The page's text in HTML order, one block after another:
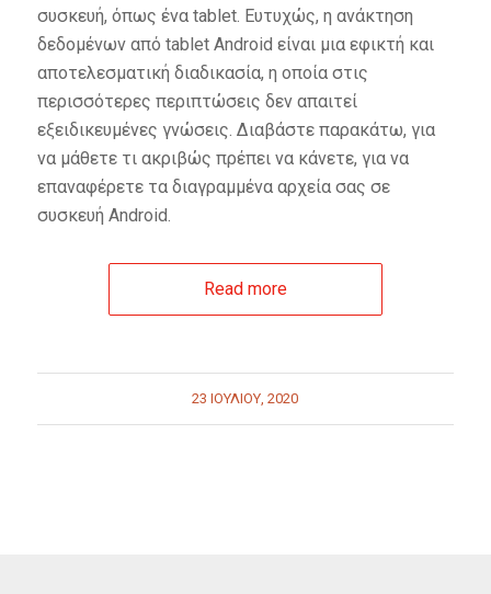
συσκευή, όπως ένα tablet. Ευτυχώς, η ανάκτηση
δεδομένων από tablet Android είναι μια εφικτή και
αποτελεσματική διαδικασία, η οποία στις
περισσότερες περιπτώσεις δεν απαιτεί
εξειδικευμένες γνώσεις. Διαβάστε παρακάτω, για
να μάθετε τι ακριβώς πρέπει να κάνετε, για να
επαναφέρετε τα διαγραμμένα αρχεία σας σε
συσκευή Android.
Read more
23 ΙΟΥΛΊΟΥ, 2020